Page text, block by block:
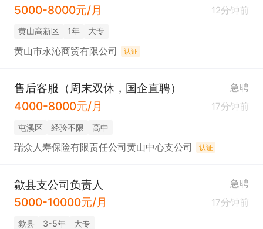
5000-8000元/月 12分钟前
黄山高新区 1年 大专
黄山市永沁商贸有限公司 认证
售后客服（周末双休，国企直聘） 急聘
4000-8000元/月 17分钟前
屯溪区 经验不限 高中
瑞众人寿保险有限责任公司黄山中心支公司 认证
歙县支公司负责人 急聘
5000-10000元/月 17分钟前
歙县 3-5年 大专